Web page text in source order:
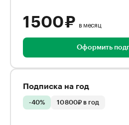
1 500 ₽ в месяц
Оформить
Подписка на год
-40% 10 800₽ в год